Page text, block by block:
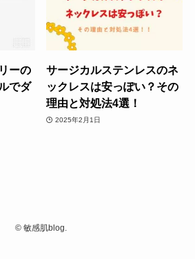
ーの
でダ
サージカルステンレスのネ
ックレスは安っぽい？その
理由と対処法4選！
2025年2月1日
©敏感肌blog.